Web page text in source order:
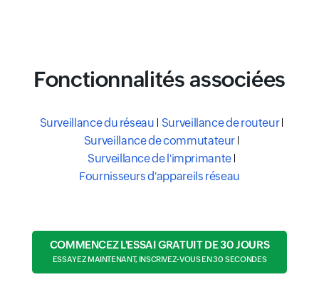
Fonctionnalités associées
Surveillance du réseau
Surveillance de routeur
Surveillance de commutateur
Surveillance de l'imprimante
Fournisseurs d'appareils réseau
COMMENCEZ L'ESSAI GRATUIT DE 30 JOURS
ESSAYEZ MAINTENANT, INSCRIVEZ-VOUS EN 30 SECONDES